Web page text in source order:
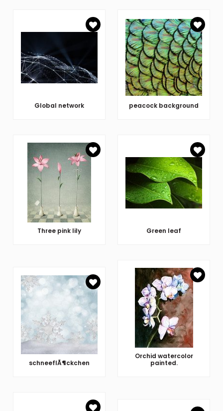
Global network peacock background
Three pink lily Green leaf
schneeflÃ¶ckchen
Orchid watercolor
painted.